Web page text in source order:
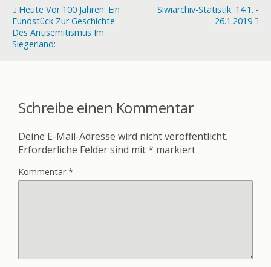
Heute Vor 100 Jahren: Ein
Fundstück Zur Geschichte
Des Antisemitismus Im
Siegerland:
Siwiarchiv-Statistik: 14.1. -
26.1.2019
Schreibe einen Kommentar
Deine E-Mail-Adresse wird nicht veröffentlicht.
Erforderliche Felder sind mit* markiert
Kommentar*